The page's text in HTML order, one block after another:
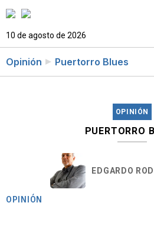
10 de agosto de 2026
Opinión Puertorro Blues
OPINIÓN
PUERTORRO
EDGARDO
OPINIÓN